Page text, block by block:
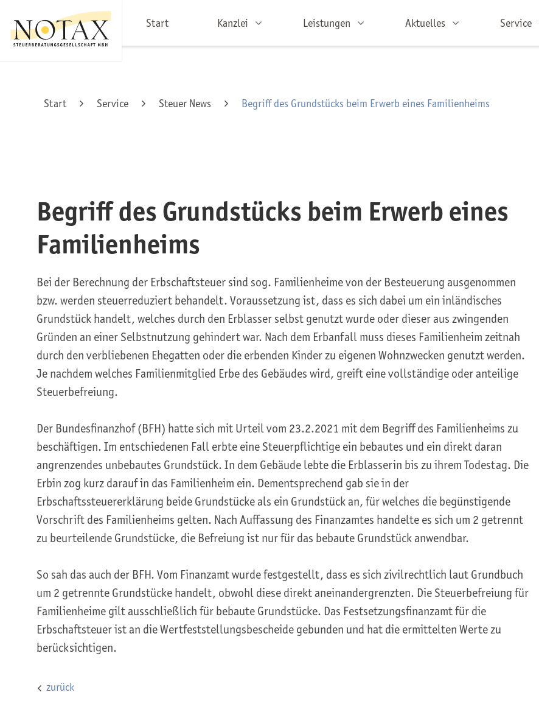
Start Kanzlei Leistungen Aktuelles Service
Start Service Steuer News Begriff des Grundstücks beim Erwerb eines Familienheims
Begriff des Grundstücks beim Erwerb eines
Familienheims
Bei der Berechnung der Erbschaftsteuer sind sog. Familienheime von der Besteuerung ausgenommen
bzw. werden steuerreduziert behandelt. Voraussetzung ist, dass es sich dabei um ein inländisches
Grundstück handelt, welches durch den Erblasser selbst genutzt wurde oder dieser aus zwingenden
Gründen an einer Selbstnutzung gehindert war. Nach dem Erbanfall muss dieses Familienheim zeitnah
durch den verbliebenen Ehegatten oder die erbenden Kinder zu eigenen Wohnzwecken genutzt werden.
Je nachdem welches Familienmitglied Erbe des Gebäudes wird, greift eine vollständige oder anteilige
Steuerbefreiung.
Der Bundesfinanzhof (BFH) hatte sich mit Urteil vom 23.2.2021 mit dem Begriff des Familienheims zu
beschäftigen. Im entschiedenen Fall erbte eine Steuerpflichtige ein bebautes und ein direkt daran
angrenzendes unbebautes Grundstück. In dem Gebäude lebte die Erblasserin bis zu ihrem Todestag. Die
Erbin zog kurz darauf in das Familienheim ein. Dementsprechend gab sie in der
Erbschaftssteuererklärung beide Grund­stücke als ein Grundstück an, für welches die begünstigende
Vorschrift des Familienheims gelten. Nach Auffassung des Finanzamtes handelte es sich um 2 getrennt
zu beurteilende Grundstücke, die Befreiung ist nur für das bebaute Grundstück anwendbar.
So sah das auch der BFH. Vom Finanzamt wurde festgestellt, dass es sich zivilrechtlich laut Grundbuch
um 2 getrennte Grundstücke handelt, obwohl diese direkt aneinandergrenzten. Die Steuerbefreiung für
Familienheime gilt ausschließlich für bebaute Grundstücke. Das Festsetzungsfinanzamt für die
Erbschaftsteuer ist an die Wertfeststellungsbescheide gebunden und hat die ermittelten Werte zu
berücksichtigen.
zurück